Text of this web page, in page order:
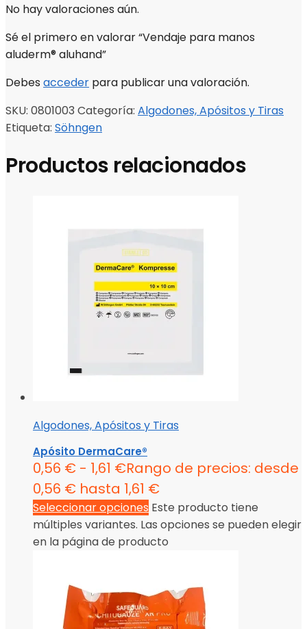
No hay valoraciones aún.
Sé el primero en valorar “Vendaje para manos
aluderm® aluhand”
Debes acceder para publicar una valoración.
SKU: 0801003 Categoría: Algodones, Apósitos y Tiras
Etiqueta: Söhngen
Productos relacionados
Algodones, Apósitos y Tiras
Apósito DermaCare®
0,56 € - 1,61 €Rango de precios: desde
0,56 € hasta 1,61 €
Seleccionar opciones Este producto tiene
múltiples variantes. Las opciones se pueden elegir
en la página de producto